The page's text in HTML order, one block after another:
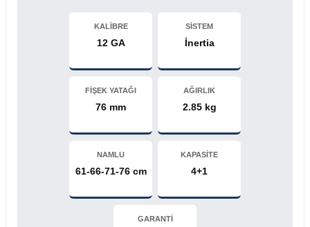
KALİBRE
12 GA
SİSTEM
İnertia
FİŞEK YATAĞI
76 mm
AĞIRLIK
2.85 kg
NAMLU
61-66-71-76 cm
KAPASİTE
4+1
GARANTİ